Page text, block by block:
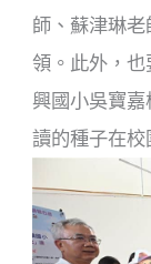
師、蘇津琳老
領。此外，
興國小吳寶
讀的種子在校